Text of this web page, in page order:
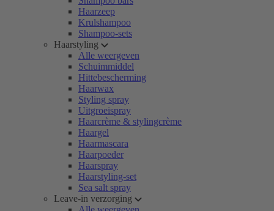
Haarzeep
Krulshampoo
Shampoo-sets
Haarstyling
Alle weergeven
Schuimmiddel
Hittebescherming
Haarwax
Styling spray
Uitgroeispray
Haarcrème & stylingcrème
Haargel
Haarmascara
Haarpoeder
Haarspray
Haarstyling-set
Sea salt spray
Leave-in verzorging